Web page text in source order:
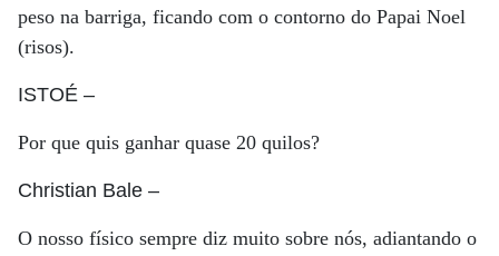
peso na barriga, ficando com o contorno do Papai Noel
(risos).
ISTOÉ –
Por que quis ganhar quase 20 quilos?
Christian Bale –
O nosso físico sempre diz muito sobre nós, adiantando o